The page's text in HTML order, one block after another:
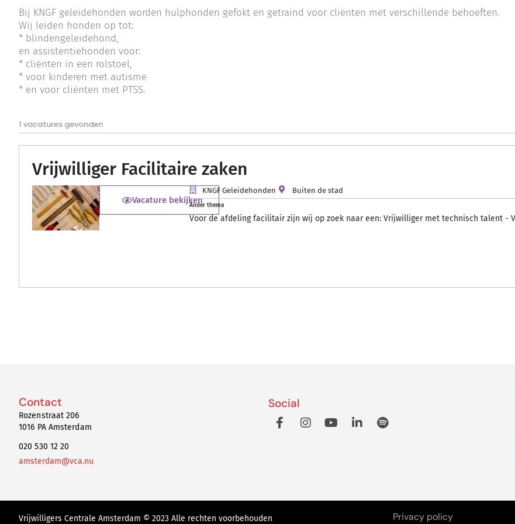
Bij KNGF geleidehonden worden hulphonden gefokt en getraind voor cliënten met verschillende behoeften.
Wij leiden honden op tot:
* blindengeleidehond,
en assistentiehonden voor:
* cliënten in een rolstoel,
* voor kinderen met autisme
* en voor cliënten met PTSS.
1 vacatures gevonden
Vrijwilliger Facilitaire zaken
Vacature bekijken
KNGF Geleidehonden Buiten de stad
Ander thema
Voor de afdeling facilitair zijn wij op zoek naar een: Vrijwilliger met technisch talent -
Contact
Rozenstraat 206
1016 PA Amsterdam
020 530 12 20
amsterdam@vca.nu
Social
Vrijwilligers Centrale Amsterdam © 2023 Alle rechten voorbehouden Privacy policy